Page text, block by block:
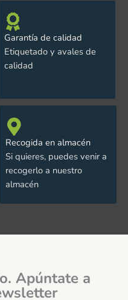
Garantía de calidad
Etiquetado y avales de
calidad
Recogida en almacén
Si quieres, puedes venir a
recogerlo a nuestro
almacén
Apúntate a